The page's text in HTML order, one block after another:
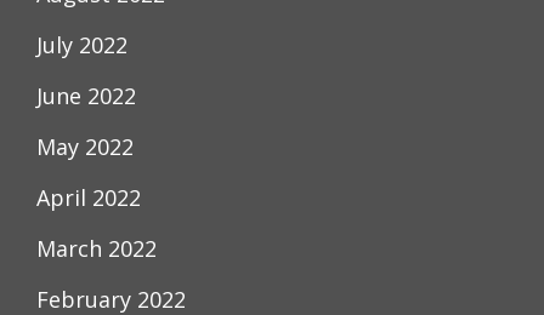
July 2022
June 2022
May 2022
April 2022
March 2022
February 2022